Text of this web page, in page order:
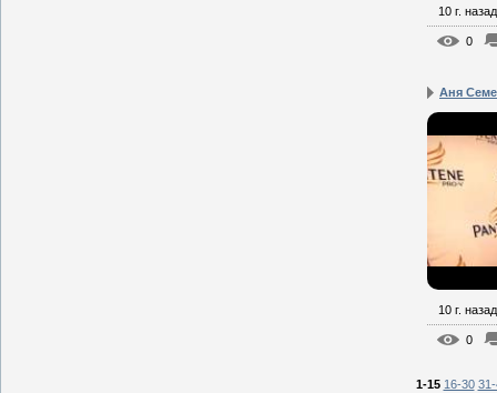
10 г. назад
0
Аня
10 г. назад
0
1-15 16-30